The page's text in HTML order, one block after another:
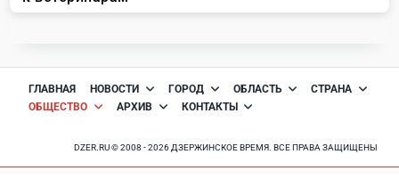
ГЛАВНАЯ НОВОСТИ ГОРОД ОБЛАСТЬ
СТРАНА
ОБЩЕСТВО
АРХИВ КОНТАКТЫ
DZER.RU © 2008 - 2026 ДЗЕРЖИНСКОЕ ВРЕМЯ. ВСЕ ПРАВА ЗАЩИЩЕНЫ